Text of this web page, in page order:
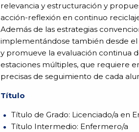
relevancia y estructuración y
acción-reflexión en continuo
Además de las estrategias
implementándose también desde
y promueve la evaluación continua
estaciones múltiples, que requiere
precisas de seguimiento de cada
Título
Título de Grado: Licenciado/a en
Título Intermedio: Enfermero/a